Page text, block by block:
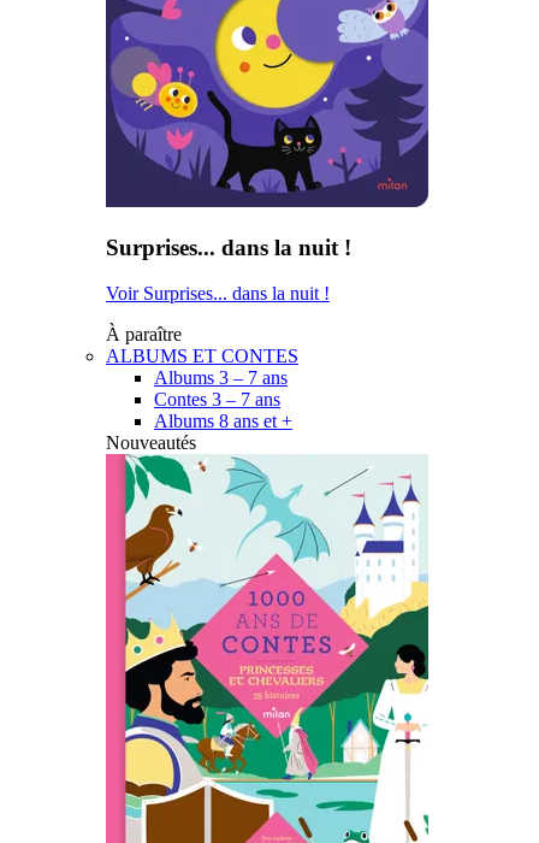
Surprises... dans la nuit !
Voir Surprises... dans la nuit !
À paraître
ALBUMS ET CONTES
Albums 3 – 7 ans
Contes 3 – 7 ans
Albums 8 ans et +
Nouveautés